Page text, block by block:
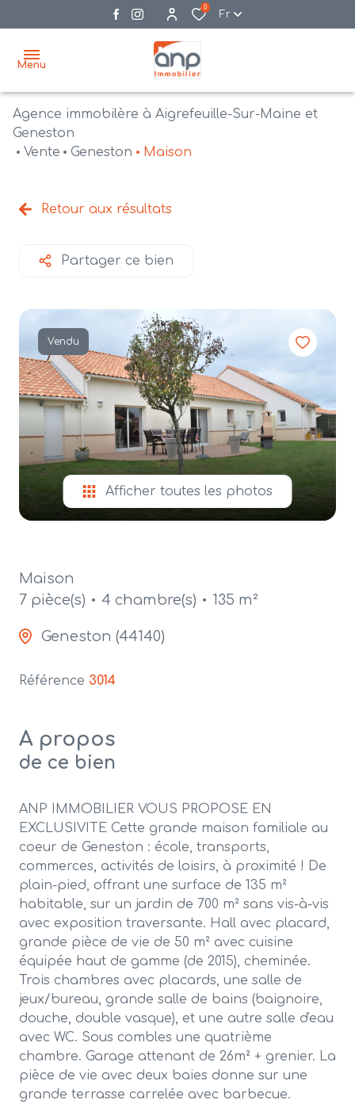
0
Fr
Menu
accueil
vente
agences
estimation
alerte
e-
mail
contact
Agence immobilère à Aigrefeuille-Sur-Maine et
Geneston
Vente
Geneston Maison
Retour aux résultats
Partager ce bien
Vendu
Afficher toutes les photos
Maison
7 pièce(s)
4 chambre(s) 135 m²
Geneston (44140)
Référence 3014
A propos
de ce bien
ANP IMMOBILIER VOUS PROPOSE EN
EXCLUSIVITE Cette grande maison familiale au
coeur de Geneston : école, transports,
commerces, activités de loisirs, à proximité ! De
plain-pied, offrant une surface de 135 m²
habitable, sur un jardin de 700 m² sans vis-à-vis
avec exposition traversante. Hall avec placard,
grande pièce de vie de 50 m² avec cuisine
équipée haut de gamme (de 2015), cheminée.
Trois chambres avec placards, une salle de
jeux/bureau, grande salle de bains (baignoire,
douche, double vasque), et une autre salle d'eau
avec WC. Sous combles une quatrième
chambre. Garage attenant de 26m² + grenier. La
pièce de vie avec deux baies donne sur une
grande terrasse carrelée avec barbecue.